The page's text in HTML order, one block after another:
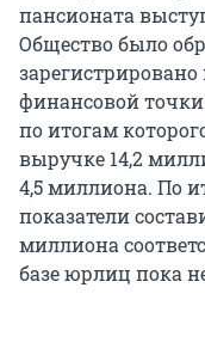
пансионата
Общество было
финансовой точки
по итогам
выручке 14,2
4,5 миллиона. По
показатели
миллиона
базе юрлиц пока